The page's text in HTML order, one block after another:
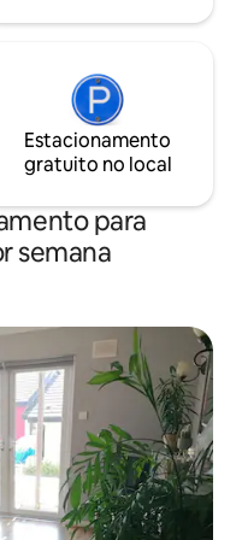
Estacionamento
gratuito no local
para
semana